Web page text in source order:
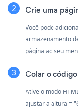
Crie uma
Você pode
armazenamento
página ao seu
Colar o código
Ative o modo
ajustar a altura =